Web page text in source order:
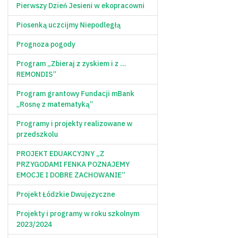
Pierwszy Dzień Jesieni w ekopracowni
Piosenką uczcijmy Niepodległą
Prognoza pogody
Program „Zbieraj z zyskiem i z …
REMONDIS”
Program grantowy Fundacji mBank
„Rosnę z matematyką”
Programy i projekty realizowane w
przedszkolu
PROJEKT EDUAKCYJNY „Z
PRZYGODAMI FENKA POZNAJEMY
EMOCJE I DOBRE ZACHOWANIE”
Projekt Łódzkie Dwujęzyczne
Projekty i programy w roku szkolnym
2023/2024